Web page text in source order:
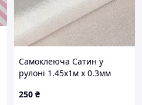
Самоклеюча Сатин у
рулоні 1.45х1м х 0.3мм
00002912
250 ₴